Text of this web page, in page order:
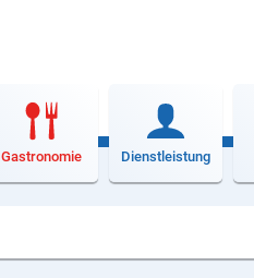
Gastronomie Dienstleistung